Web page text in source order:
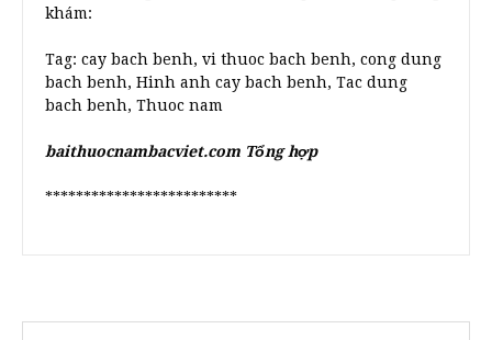
khám:
Tag: cay bach benh, vi thuoc bach benh, cong dung
bach benh, Hinh anh cay bach benh, Tac dung
bach benh, Thuoc nam
baithuocnambacviet.com Tổng hợp
*************************